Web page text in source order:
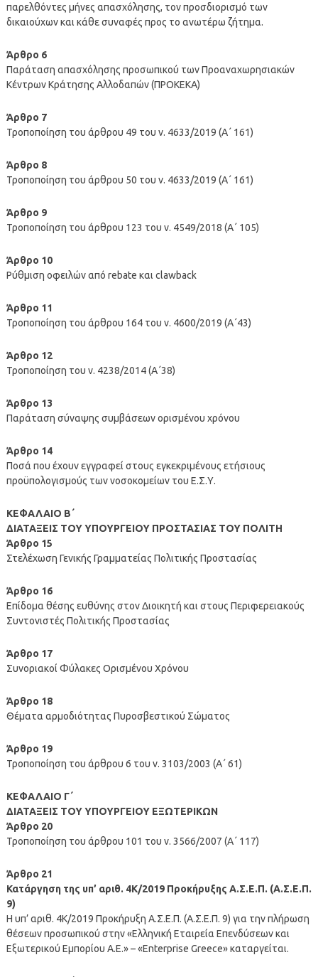
παρελθόντες μήνες απασχόλησης, τον προσδιορισμό των
δικαιούχων και κάθε συναφές προς το ανωτέρω ζήτημα.
Άρθρο 6
Παράταση απασχόλησης προσωπικού των Προαναχωρησιακών
Κέντρων Κράτησης Αλλοδαπών (ΠΡΟΚΕΚΑ)
Άρθρο 7
Τροποποίηση του άρθρου 49 του ν. 4633/2019 (Α΄ 161)
Άρθρο 8
Τροποποίηση του άρθρου 50 του ν. 4633/2019 (Α΄ 161)
Άρθρο 9
Τροποποίηση του άρθρου 123 του ν. 4549/2018 (Α΄ 105)
Άρθρο 10
Ρύθμιση οφειλών από rebate και clawback
Άρθρο 11
Τροποποίηση του άρθρου 164 του ν. 4600/2019 (Α΄43)
Άρθρο 12
Τροποποίηση του ν. 4238/2014 (Α΄38)
Άρθρο 13
Παράταση σύναψης συμβάσεων ορισμένου χρόνου
Άρθρο 14
Ποσά που έχουν εγγραφεί στους εγκεκριμένους ετήσιους
προϋπολογισμούς των νοσοκομείων του Ε.Σ.Υ.
ΚΕΦΑΛΑΙΟ Β΄
ΔΙΑΤΑΞΕΙΣ ΤΟΥ ΥΠΟΥΡΓΕΙΟΥ ΠΡΟΣΤΑΣΙΑΣ ΤΟΥ ΠΟΛΙΤΗ
Άρθρο 15
Στελέχωση Γενικής Γραμματείας Πολιτικής Προστασίας
Άρθρο 16
Επίδομα θέσης ευθύνης στον Διοικητή και στους Περιφερειακούς
Συντονιστές Πολιτικής Προστασίας
Άρθρο 17
Συνοριακοί Φύλακες Ορισμένου Χρόνου
Άρθρο 18
Θέματα αρμοδιότητας Πυροσβεστικού Σώματος
Άρθρο 19
Τροποποίηση του άρθρου 6 του ν. 3103/2003 (Α΄ 61)
ΚΕΦΑΛΑΙΟ Γ΄
ΔΙΑΤΑΞΕΙΣ ΤΟΥ ΥΠΟΥΡΓΕΙΟΥ ΕΞΩΤΕΡΙΚΩΝ
Άρθρο 20
Τροποποίηση του άρθρου 101 του ν. 3566/2007 (Α΄ 117)
Άρθρο 21
Κατάργηση της υπ’ αριθ. 4Κ/2019 Προκήρυξης Α.Σ.Ε.Π. (Α.Σ.Ε.Π.
9)
Η υπ’ αριθ. 4Κ/2019 Προκήρυξη Α.Σ.Ε.Π. (Α.Σ.Ε.Π. 9) για την πλήρωση
θέσεων προσωπικού στην «Ελληνική Εταιρεία Επενδύσεων και
Εξωτερικού Εμπορίου Α.Ε.» – «Enterprise Greece» καταργείται.